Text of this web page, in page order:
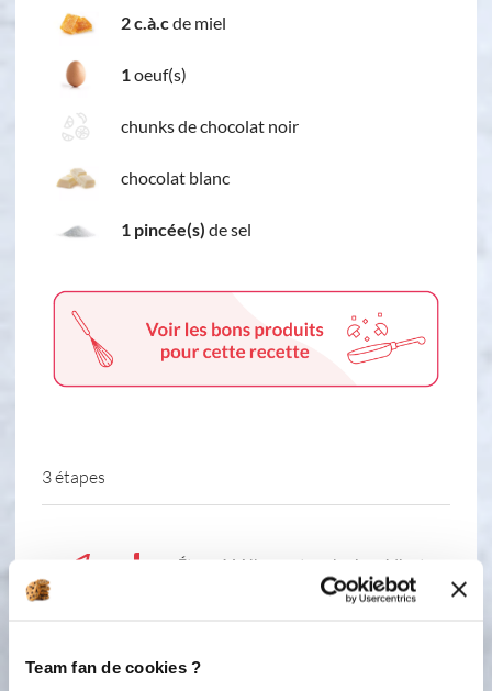
Team fan de cookies ?
2 c.à.cde miel
1oeuf(s)
chunks de chocolat noir
chocolat blanc
1 pincée(s) de sel
3 étapes
1
Étape 1 Mélangez tous les ingrédients
secs Faire fondre le beurre à moitié
aux ingrédients secs et mélangez